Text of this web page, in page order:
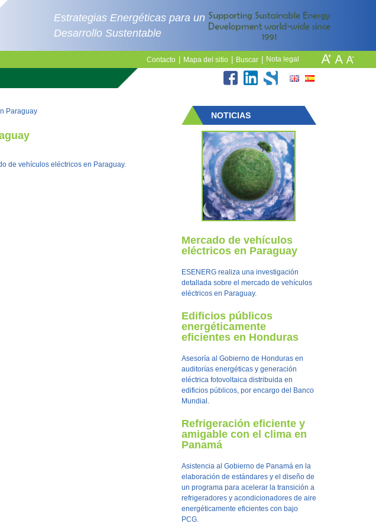
Estrategias Energéticas para un
Desarrollo Sustentable
Contacto Mapa del sitio Buscar Nota legal
Paraguay
de vehículos eléctricos en Paraguay.
NOTICIAS
Mercado de vehículos
eléctricos en Paraguay
ESENERG realiza una investigación
detallada sobre el mercado de vehículos
eléctricos en Paraguay.
Edificios públicos
energéticamente
eficientes en Honduras
Asesoría al Gobierno de Honduras en
auditorías energéticas y generación
eléctrica fotovoltaica distribuida en
edificios públicos, por encargo del Banco
Mundial.
Refrigeración eficiente y
amigable con el clima en
Panamá
Asistencia al Gobierno de Panamá en la
elaboración de estándares y el diseño de
un programa para acelerar la transición a
refrigeradores y acondicionadores de aire
energéticamente eficientes con bajo
PCG.